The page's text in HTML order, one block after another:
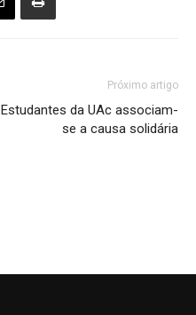
Próximo artigo
Estudantes da UAc associam-
se a causa solidária